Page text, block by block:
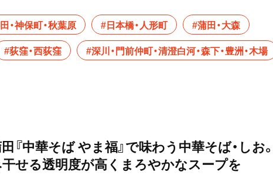
・神保町・秋葉原 #日本橋・人形町
#蒲田・大森
#荻窪・西荻窪 #深川・門前仲町・清澄白河・森下・豊洲・木場
『中華そば やま福』で味わう中華そば・しお
せる透明度が高くまろやかなスープを